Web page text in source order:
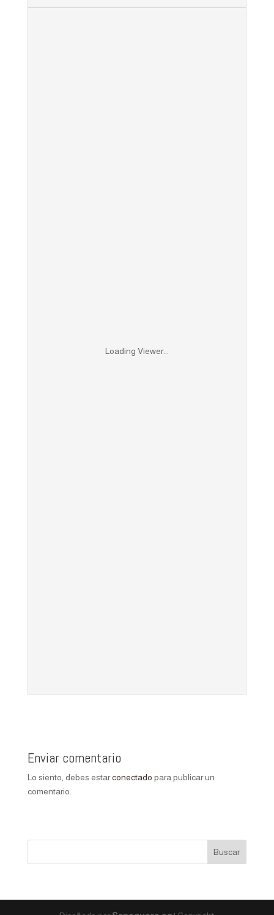
Loading Viewer...
Enviar comentario
Lo siento, debes estarconectado para publicar un
comentario.